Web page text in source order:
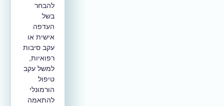
להבחר
בשל
העדפה
אישית או
עקב סיבות
רפואיות,
למשל עקב
טיפול
הורמונלי
להתאמה